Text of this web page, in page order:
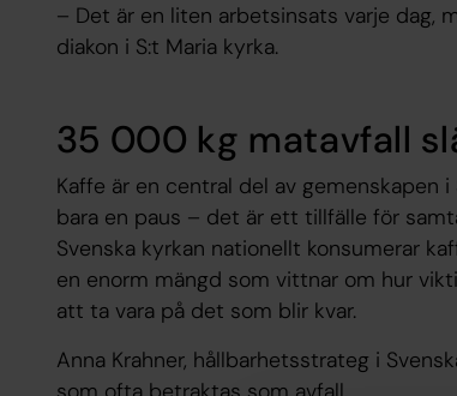
– Det är en liten arbetsinsats varje dag,
diakon i S:t Maria kyrka.
35 000 kg matavfall
Kaffe är en central del av gemenskapen
bara en paus – det är ett tillfälle för
Svenska kyrkan nationellt konsumerar
en enorm mängd som vittnar om hur
att ta vara på det som blir kvar.
Anna Krahner, hållbarhetsstrateg i